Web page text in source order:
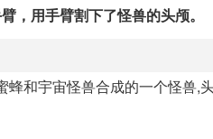
，用手臂割下了怪兽的头颅。
和宇宙怪兽合成的一个怪兽,